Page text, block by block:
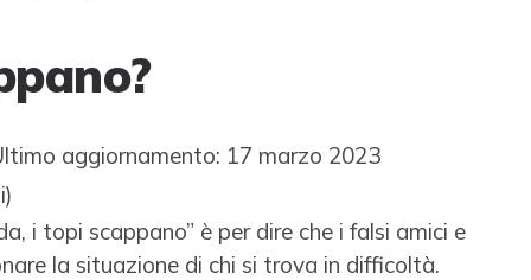
aggiornamento: 17 marzo 2023
)
i topi scappano” è per dire che i falsi amici e
la situazione di chi si trova in difficoltà.